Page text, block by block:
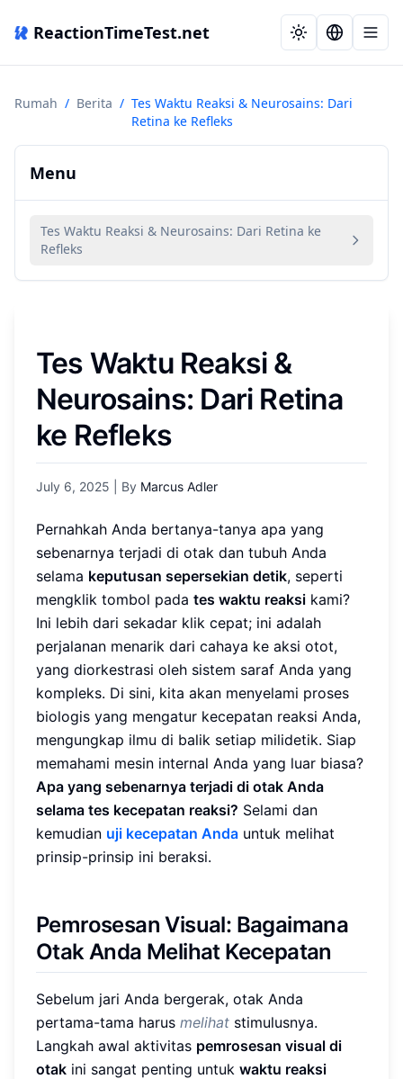
ReactionTimeTest.net
Rumah / Berita / Tes Waktu Reaksi & Neurosains: Dari
Retina ke Refleks
Menu
Tes Waktu Reaksi & Neurosains: Dari Retina ke
Refleks
Tes Waktu Reaksi &
Neurosains: Dari Retina
ke Refleks
July 6, 2025 | By Marcus Adler
Pernahkah Anda bertanya-tanya apa yang
sebenarnya terjadi di otak dan tubuh Anda
selama keputusan sepersekian detik, seperti
mengklik tombol pada tes waktu reaksi kami?
Ini lebih dari sekadar klik cepat; ini adalah
perjalanan menarik dari cahaya ke aksi otot,
yang diorkestrasi oleh sistem saraf Anda yang
kompleks. Di sini, kita akan menyelami proses
biologis yang mengatur kecepatan reaksi Anda,
mengungkap ilmu di balik setiap milidetik. Siap
memahami mesin internal Anda yang luar biasa?
Apa yang sebenarnya terjadi di otak Anda
selama tes kecepatan reaksi? Selami dan
kemudian uji kecepatan Anda untuk melihat
prinsip-prinsip ini beraksi.
Pemrosesan Visual: Bagaimana
Otak Anda Melihat Kecepatan
Sebelum jari Anda bergerak, otak Anda
pertama-tama harus melihat stimulusnya.
Langkah awal aktivitas pemrosesan visual di
otak ini sangat penting untuk waktu reaksi